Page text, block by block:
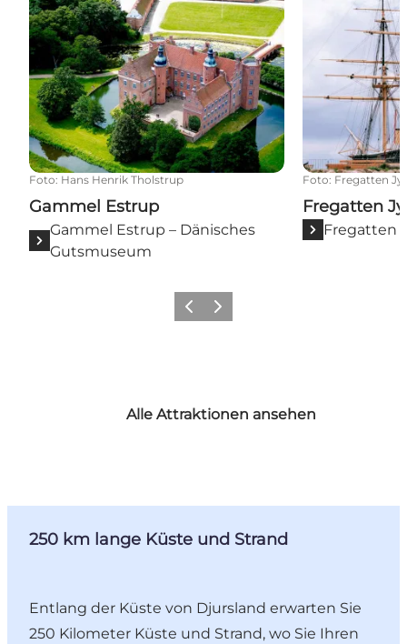
Foto: Hans Henrik Tholstrup
Gammel Estrup
Gammel Estrup – Dänisches
Gutsmuseum
Foto: Fregatten
Fregatten
Fregatten
ZurückWeiter
Alle Attraktionen ansehen
250 km lange Küste und Strand
Entlang der Küste von Djursland erwarten Sie
250 Kilometer Küste und Strand, wo Sie Ihren